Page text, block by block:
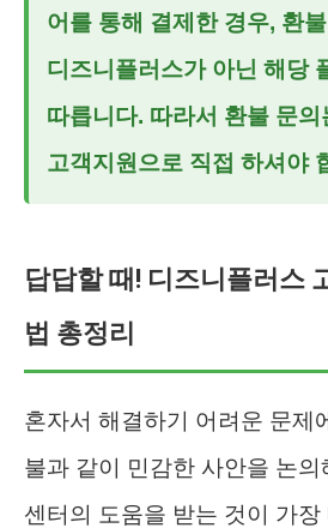
어를 통해 결제한 경우, 환
디즈니플러스가 아닌 해당
따릅니다. 따라서 환불 문
고객지원으로 직접 하셔야
답답할 때! 디즈니플러스
법 총정리
혼자서 해결하기 어려운 문제
불과 같이 민감한 사안을 논의
센터의 도움을 받는 것이 가장